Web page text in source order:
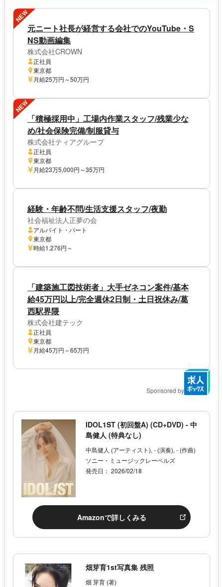
NEW
元ニート社長が経営する会社でのYouTube・S
NS動画編集
株式会社CROWN
正社員
東京都
月給25万円～50万円
NEW
「積極採用中」工場内作業スタッフ/残業少な
め/社会保険完備/制服貸与
株式会社ティアグループ
正社員
東京都
月給23万5,000円～35万円
経験・年齢不問/生活支援スタッフ/夜勤
社会福祉法人正夢の会
アルバイト・パート
東京都
時給1,276円～
「建築施工図技術者」大手ゼネコン案件/基本
給45万円以上/完全週休2日制・土日祝休み/葛
西駅界隈
株式会社建テック
正社員
東京都
月給45万円～65万円
Sponsored by
IDOL1ST (初回盤A) (CD+DVD) - 中
島健人 (特典なし)
中島健人 (アーティスト), - (演奏), - (作曲)
ソニー・ミュージックレーベルズ
発売日： 2026/02/18
Amazonで詳しくみる
畑芽育1st写真集 残照
畑 芽育 (著)